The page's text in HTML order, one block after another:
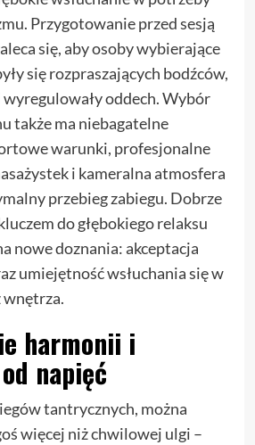
Przygotowanie przed sesją
się, aby osoby wybierające
się rozpraszających bodźców,
wyregulowały oddech. Wybór
także ma niebagatelne
warunki, profesjonalne
i kameralna atmosfera
przebieg zabiegu. Dobrze
do głębokiego relaksu
nowe doznania: akceptacja
umiejętność wsłuchania się w
wnętrza.
harmonii i
napięć
tantrycznych, można
więcej niż chwilowej ulgi –